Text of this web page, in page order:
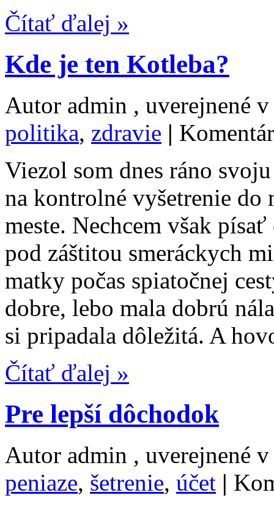
Čítať ďalej »
Kde je ten Kotleba?
Autor admin , uverejnené
politika, zdravie |
Viezol som dnes ráno
na kontrolné vyšetrenie do
meste. Nechcem však
pod záštitou smeráckych
matky počas spiatočnej
dobre, lebo mala dobrú
si pripadala dôležitá. A
Čítať ďalej »
Pre lepší dôchodok
Autor admin , uverejnené
peniaze, šetrenie, účet |